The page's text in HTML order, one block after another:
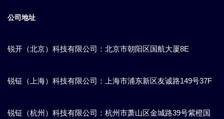
公司地址
锐开（北京）科技有限公司：北京市朝阳区国航大厦8E
锐钲（上海）科技有限公司：上海市浦东新区​友诚路149号37F
锐钲（杭州）科技有限公司：杭州市萧山区金城路39号紫橙国